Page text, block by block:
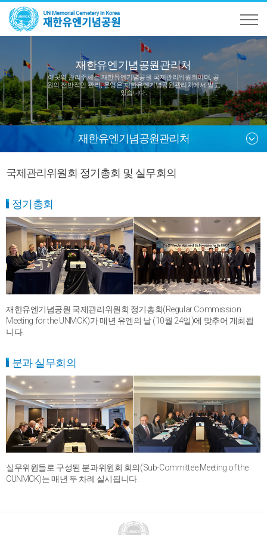
재한유엔기념공원관리처
이곳의 관리주체는 재한유엔기념공원 국제관리위원회이며,공
원의 전반적인 관리, 운영은 재한유엔기념공원관리처에서 맡고
있습니다.
재한유엔기념공원관리처
국제관리위원회 정기총회 및 실무회의
정기총회
재한유엔기념공원 국제관리위원회 정기총회(Regular Commission
Meeting for the UNMCK)가 매년 유엔의 날 (10월 24일)에 맞추어 개최됩
니다.
분과 실무회의
실무위원들로 구성된 분과위원회 회의(Sub-Committee Meeting of the
CUNMCK)는 매년 두 차례 실시됩니다.